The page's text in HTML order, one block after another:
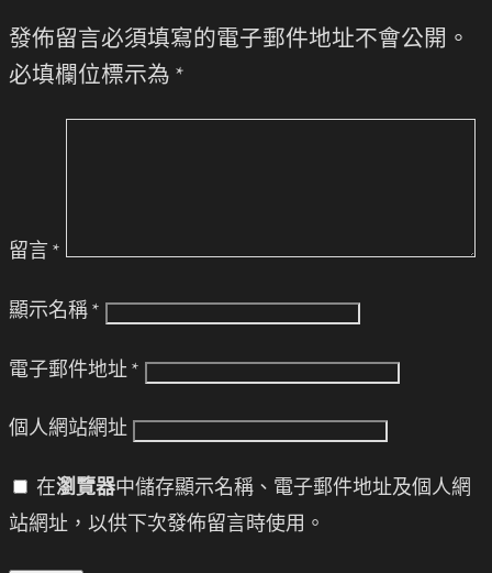
發佈留言必須填寫的電子郵件地址不會公開。
必填欄位標示為 *
留言 *
顯示名稱 *
電子郵件地址 *
個人網站網址
在瀏覽器中儲存顯示名稱、電子郵件地址及個人網
站網址，以供下次發佈留言時使用。